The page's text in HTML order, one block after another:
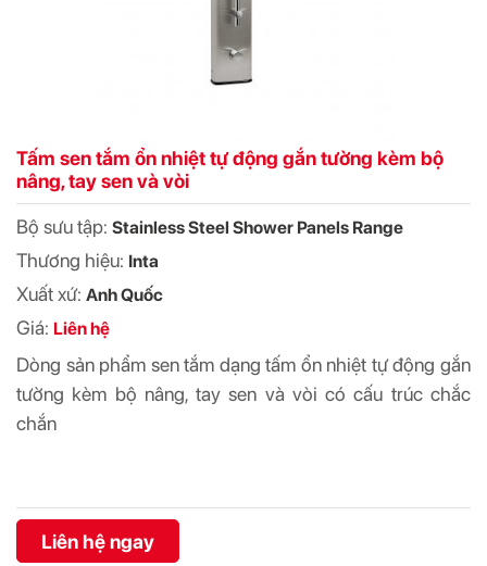
Tấm sen tắm ổn nhiệt tự động gắn tường kèm bộ
nâng, tay sen và vòi
Bộ sưu tập: Stainless Steel Shower Panels Range
Thương hiệu: Inta
Xuất xứ: Anh Quốc
Giá: Liên hệ
Dòng sản phẩm sen tắm dạng tấm ổn nhiệt tự động gắn
tường kèm bộ nâng, tay sen và vòi có cấu trúc chắc
chắn
Liên hệ ngay